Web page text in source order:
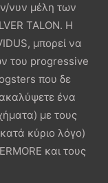
νυν μέλη των
TALON. Η
μπορεί να
του progressive
που δε
ένα
με τους
κύριο λόγο)
και τους